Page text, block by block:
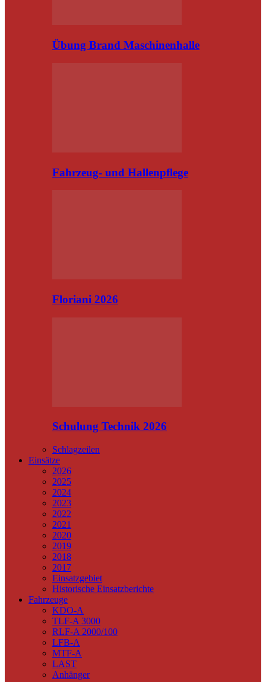
Übung Brand Maschinenhalle
Fahrzeug- und Hallenpflege
Floriani 2026
Schulung Technik 2026
Schlagzeilen
Einsätze
2026
2025
2024
2023
2022
2021
2020
2019
2018
2017
Einsatzgebiet
Historische Einsatzberichte
Fahrzeuge
KDO-A
TLF-A 3000
RLF-A 2000/100
LFB-A
MTF-A
LAST
Anhänger